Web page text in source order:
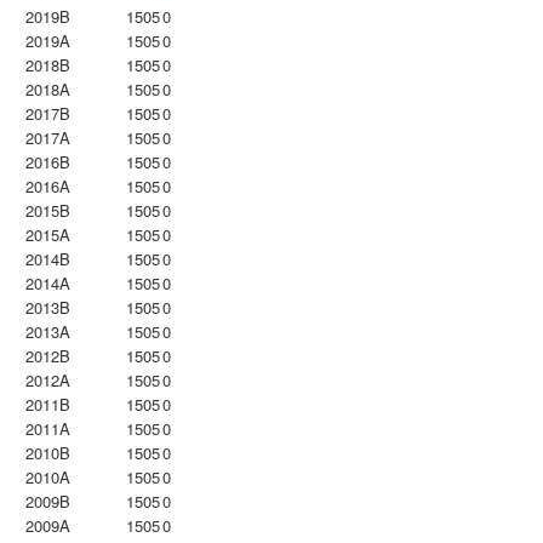
2019B
15050
2019A
15050
2018B
15050
2018A
15050
2017B
15050
2017A
15050
2016B
15050
2016A
15050
2015B
15050
2015A
15050
2014B
15050
2014A
15050
2013B
15050
2013A
15050
2012B
15050
2012A
15050
2011B
15050
2011A
15050
2010B
15050
2010A
15050
2009B
15050
2009A
15050